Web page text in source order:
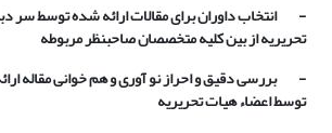
- انتخاب داوران برای مقالات ارائه شده توسط سر
تحریریه از بین کلیه متخصصان صاحبنظر مربوطه
- بررسی دقیق و احراز نو آوری و هم خوانی مقاله
توسط اعضاء هیات تحریریه